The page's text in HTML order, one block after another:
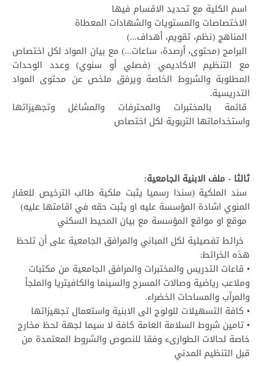
اسم الكلية مع تحديد الاقسام فيها
الاختصاصات والمستويات والشهادات المعطاة
المناهج (نظم، تقويم، أهداف...)
البرامج (محتوى، أرصدة، ساعات...) مع بيان المواد لكل اختصاص
مع التنظيم الاكاديمي (فصلي أو سنوي) وعدد الوحدات
المطلوبة والشروط الخاصة ويرفق ملخص عن محتوى المواد
التدريسية.
قائمة بالمختبرات والمحترفات والمشاغل وتجهيزاتها
واستخداماتها التربوية لكل اختصاص
ثالثا - ملف الابنية الجامعية:
سند الملكية (سندا رسميا يثبت ملكية طالب الترخيص للعقار
المنوي اشادة المؤسسة عليه او يثبت حقه في اقامتها عليه)
موقع او مواقع المؤسسة مع بيان المحيط السكني
خرائط تفصيلية لكل المباني والمرافق الجامعية على أن تلحظ
هذه الخرائط:
• قاعات التدريس والمختبرات والمرافق الجامعية من مكتبات
وملاعب رياضية وصالات المسرح والسينما والكافيتريا والملجأ
والمرآب والمساحات الخضراء.
• كافة التسهيلات للولوج الى الابنية واستعمال تجهيزاتها
• تامين شروط السلامة العامة كافة لا سيما لجهة لحظ مخارج
خاصة لحالات الطوارىء وفقا للنصوص والشروط المعتمدة من
قبل التنظيم المدني